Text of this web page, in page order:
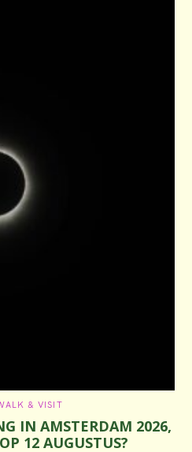
C
T
E
G
& VISIT
IN AMSTERDAM 2026,
12 AUGUSTUS?